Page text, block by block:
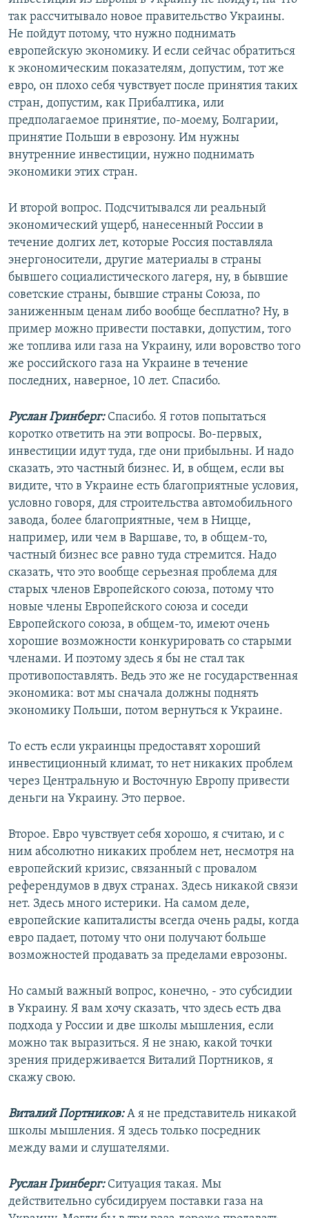
так рассчитывало новое правительство Украины.
Не пойдут потому, что нужно поднимать
европейскую экономику. И если сейчас обратиться
к экономическим показателям, допустим, тот же
евро, он плохо себя чувствует после принятия таких
стран, допустим, как Прибалтика, или
предполагаемое принятие, по-моему, Болгарии,
принятие Польши в еврозону. Им нужны
внутренние инвестиции, нужно поднимать
экономики этих стран.
И второй вопрос. Подсчитывался ли реальный
экономический ущерб, нанесенный России в
течение долгих лет, которые Россия поставляла
энергоносители, другие материалы в страны
бывшего социалистического лагеря, ну, в бывшие
советские страны, бывшие страны Союза, по
заниженным ценам либо вообще бесплатно? Ну, в
пример можно привести поставки, допустим, того
же топлива или газа на Украину, или воровство того
же российского газа на Украине в течение
последних, наверное, 10 лет. Спасибо.
Руслан Гринберг:Спасибо. Я готов попытаться
коротко ответить на эти вопросы. Во-первых,
инвестиции идут туда, где они прибыльны. И надо
сказать, это частный бизнес. И, в общем, если вы
видите, что в Украине есть благоприятные условия,
условно говоря, для строительства автомобильного
завода, более благоприятные, чем в Ницце,
например, или чем в Варшаве, то, в общем-то,
частный бизнес все равно туда стремится. Надо
сказать, что это вообще серьезная проблема для
старых членов Европейского союза, потому что
новые члены Европейского союза и соседи
Европейского союза, в общем-то, имеют очень
хорошие возможности конкурировать со старыми
членами. И поэтому здесь я бы не стал так
противопоставлять. Ведь это же не государственная
экономика: вот мы сначала должны поднять
экономику Польши, потом вернуться к Украине.
То есть если украинцы предоставят хороший
инвестиционный климат, то нет никаких проблем
через Центральную и Восточную Европу привести
деньги на Украину. Это первое.
Второе. Евро чувствует себя хорошо, я считаю, и с
ним абсолютно никаких проблем нет, несмотря на
европейский кризис, связанный с провалом
референдумов в двух странах. Здесь никакой связи
нет. Здесь много истерики. На самом деле,
европейские капиталисты всегда очень рады, когда
евро падает, потому что они получают больше
возможностей продавать за пределами еврозоны.
Но самый важный вопрос, конечно, - это субсидии
в Украину. Я вам хочу сказать, что здесь есть два
подхода у России и две школы мышления, если
можно так выразиться. Я не знаю, какой точки
зрения придерживается Виталий Портников, я
скажу свою.
Виталий Портников:А я не представитель никакой
школы мышления. Я здесь только посредник
между вами и слушателями.
Руслан Гринберг:Ситуация такая. Мы
действительно субсидируем поставки газа на